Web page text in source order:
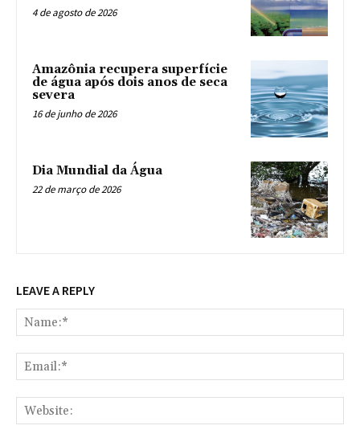
4 de agosto de 2026
Amazônia recupera superfície
de água após dois anos de seca
severa
16 de junho de 2026
Dia Mundial da Água
22 de março de 2026
LEAVE A REPLY